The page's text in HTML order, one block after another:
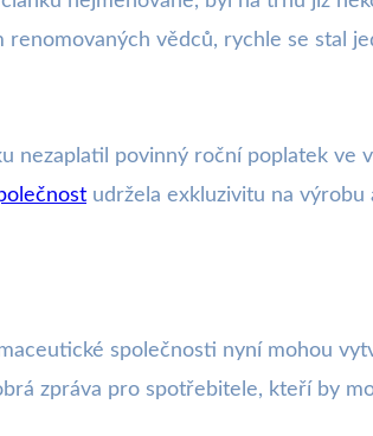
vědců, rychle se stal
nezaplatil povinný roční poplatek
udržela exkluzivitu na
společnosti nyní mohou
zpráva pro spotřebitele, kteří by